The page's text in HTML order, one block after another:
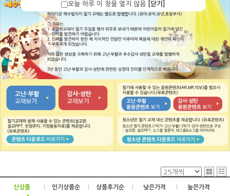
신상품 인기상품순 상품후기순 낮은가격 높은가격
오늘 하루 이 창을 열지 않음 [닫기]